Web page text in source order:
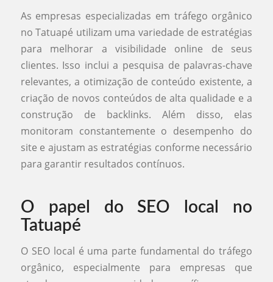
As empresas especializadas em tráfego orgânico
no Tatuapé utilizam uma variedade de estratégias
para melhorar a visibilidade online de seus
clientes. Isso inclui a pesquisa de palavras-chave
relevantes, a otimização de conteúdo existente, a
criação de novos conteúdos de alta qualidade e a
construção de backlinks. Além disso, elas
monitoram constantemente o desempenho do
site e ajustam as estratégias conforme necessário
para garantir resultados contínuos.
O papel do SEO local no
Tatuapé
O SEO local é uma parte fundamental do tráfego
orgânico, especialmente para empresas que